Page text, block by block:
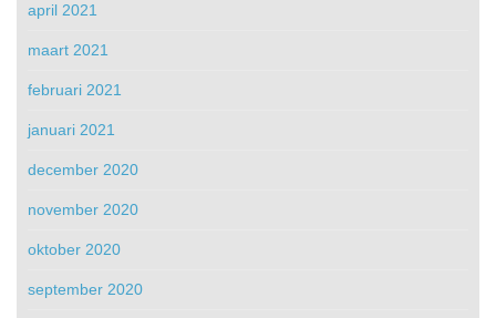
april 2021
maart 2021
februari 2021
januari 2021
december 2020
november 2020
oktober 2020
september 2020